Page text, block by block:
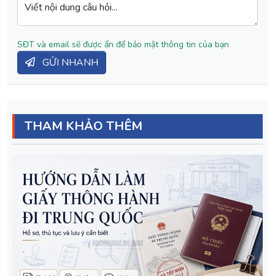
Viết nội dung câu hỏi...
SĐT và email sẽ được ẩn để bảo mật thông tin của bạn
GỬI NHANH
THAM KHẢO THÊM